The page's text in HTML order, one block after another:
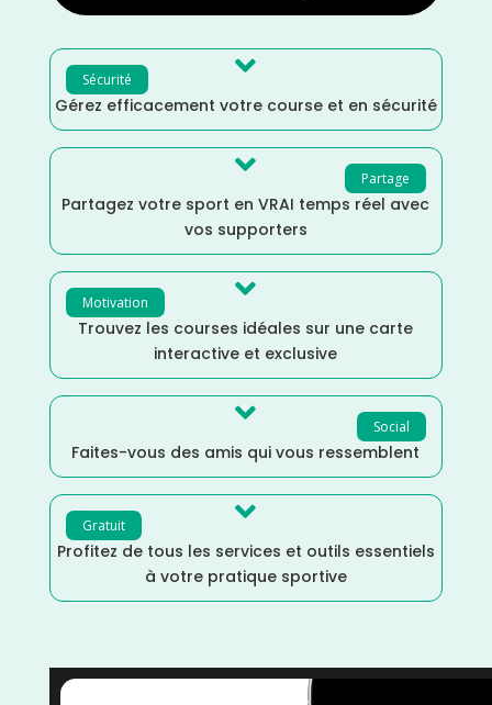
Sécurité 
Gérez efficacement votre course et en sécurité
Partage

Partagez votre sport en VRAI temps réel avec
vos supporters
Motivation 
Trouvez les courses idéales sur une carte
interactive et exclusive
Social

Faites-vous des amis qui vous ressemblent
Gratuit 
Profitez de tous les services et outils essentiels
à votre pratique sportive